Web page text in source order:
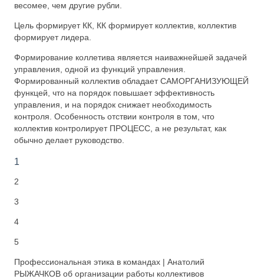
весомее, чем другие рубли.
Цель формирует КК, КК формирует коллектив, коллектив
формирует лидера.
Формирование коллетива является наиважнейшей задачей
управления, одной из функций управления.
Формированный коллектив обладает САМОРГАНИЗУЮЩЕЙ
функцей, что на порядок повышает эффективность
управления, и на порядок снижает необходимость
контроля. Особенность отствии контроля в том, что
коллектив контролирует ПРОЦЕСС, а не результат, как
обычно делает руководство.
1
2
3
4
5
Профессиональная этика в командах | Анатолий
РЫЖАЧКОВ об организации работы коллективов